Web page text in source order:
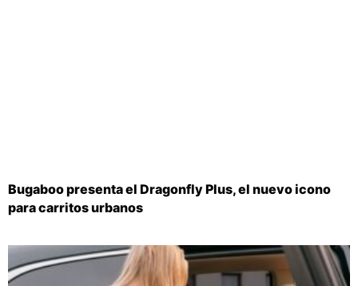
Bugaboo presenta el Dragonfly Plus, el nuevo icono
para carritos urbanos